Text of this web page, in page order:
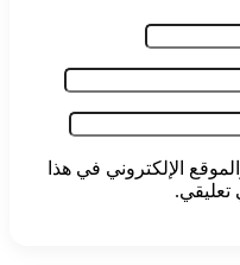
الإلكتروني في هذا
تعليقي.